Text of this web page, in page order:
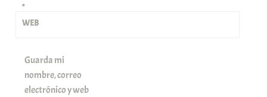
*
WEB
Guarda mi
nombre, correo
electrónico y web